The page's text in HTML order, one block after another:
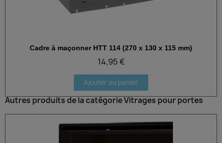
Aperçu rapide
Cadre à maçonner HTT 114 (270 x 130 x 115 mm)
14,95 €
Ajouter au panier
Autres produits de la catégorie Vitrages pour portes